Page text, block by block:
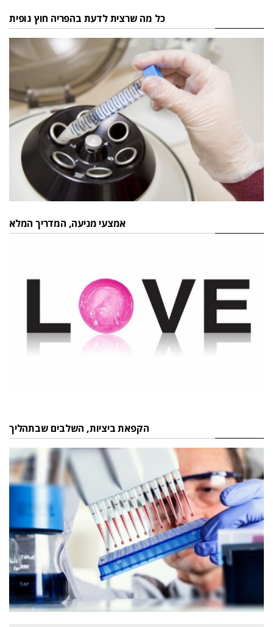
כל מה שרצית לדעת בהפריה חוץ גופית
אמצעי מניעה, המדריך המלא
הקפאת ביציות, השלבים שבתהליך